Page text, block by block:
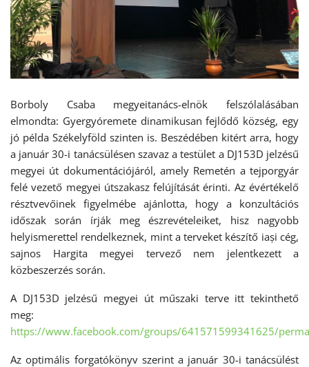
Borboly Csaba megyeitanács-elnök felszólalásában
elmondta: Gyergyóremete dinamikusan fejlődő község, egy
jó példa Székelyföld szinten is. Beszédében kitért arra, hogy
a január 30-i tanácsülésen szavaz a testület a DJ153D jelzésű
megyei út dokumentációjáról, amely Remetén a tejporgyár
felé vezető megyei útszakasz felújítását érinti. Az évértékelő
résztvevőinek figyelmébe ajánlotta, hogy a konzultációs
időszak során írják meg észrevételeiket, hisz nagyobb
helyismerettel rendelkeznek, mint a terveket készítő iași cég,
sajnos Hargita megyei tervező nem jelentkezett a
közbeszerzés során.
A DJ153D jelzésű megyei út műszaki terve itt tekinthető
meg:
https://www.facebook.com/groups/641571599341625/
Az optimális forgatókönyv szerint a január 30-i tanácsülést